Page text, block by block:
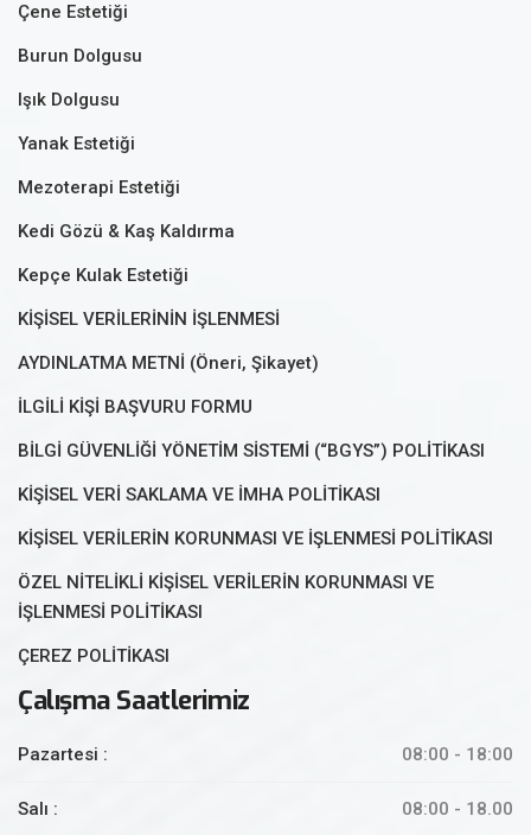
Çene Estetiği
Burun Dolgusu
Işık Dolgusu
Yanak Estetiği
Mezoterapi Estetiği
Kedi Gözü & Kaş Kaldırma
Kepçe Kulak Estetiği
KİŞİSEL VERİLERİNİN İŞLENMESİ
AYDINLATMA METNİ (Öneri, Şikayet)
İLGİLİ KİŞİ BAŞVURU FORMU
BİLGİ GÜVENLİĞİ YÖNETİM SİSTEMİ (“BGYS”) POLİTİKASI
KİŞİSEL VERİ SAKLAMA VE İMHA POLİTİKASI
KİŞİSEL VERİLERİN KORUNMASI VE İŞLENMESİ POLİTİKASI
ÖZEL NİTELİKLİ KİŞİSEL VERİLERİN KORUNMASI VE
İŞLENMESİ POLİTİKASI
ÇEREZ POLİTİKASI
Çalışma Saatlerimiz
Pazartesi : 08:00 - 18:00
Salı : 08:00 - 18.00